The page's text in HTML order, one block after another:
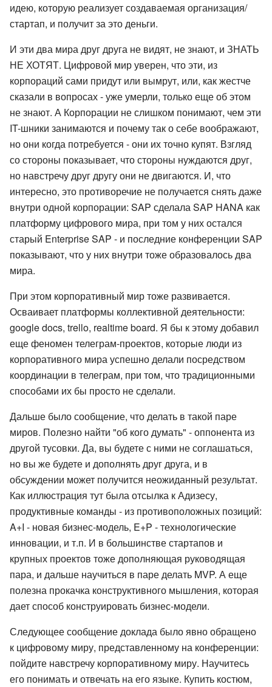
идею, которую реализует создаваемая организация/
стартап, и получит за это деньги.
И эти два мира друг друга не видят, не знают, и ЗНАТЬ
НЕ ХОТЯТ. Цифровой мир уверен, что эти, из
корпораций сами придут или вымрут, или, как жестче
сказали в вопросах - уже умерли, только еще об этом
не знают. А Корпорации не слишком понимают, чем эти
IT-шники занимаются и почему так о себе воображают,
но они когда потребуется - они их точно купят. Взгляд
со стороны показывает, что стороны нуждаются друг,
но навстречу друг другу они не двигаются. И, что
интересно, это противоречие не получается снять даже
внутри одной корпорации: SAP сделала SAP HANA как
платформу цифрового мира, при том у них остался
старый Enterprise SAP - и последние конференции SAP
показывают, что у них внутри тоже образовалось два
мира.
При этом корпоративный мир тоже развивается.
Осваивает платформы коллективной деятельности:
google docs, trello, realtime board. Я бы к этому добавил
еще феномен телеграм-проектов, которые люди из
корпоративного мира успешно делали посредством
координации в телеграм, при том, что традиционными
способами их бы просто не сделали.
Дальше было сообщение, что делать в такой паре
миров. Полезно найти "об кого думать" - оппонента из
другой тусовки. Да, вы будете с ними не соглашаться,
но вы же будете и дополнять друг друга, и в
обсуждении может получится неожиданный результат.
Как иллюстрация тут была отсылка к Адизесу,
продуктивные команды - из противоположных позиций:
A+I - новая бизнес-модель, E+P - технологические
инновации, и т.п. И в большинстве стартапов и
крупных проектов тоже дополняющая руководящая
пара, и дальше научиться в паре делать MVP. А еще
полезна прокачка конструктивного мышления, которая
дает способ конструировать бизнес-модели.
Следующее сообщение доклада было явно обращено
к цифровому миру, представленному на конференции:
пойдите навстречу корпоративному миру. Научитесь
его понимать и отвечать на его языке. Купить костюм,